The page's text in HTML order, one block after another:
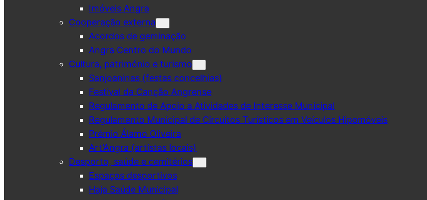
Imóveis Angra
Cooperação externa
Acordos de geminação
Angra Centro do Mundo
Cultura, património e turismo
Sanjoaninas (festas concelhias)
Festival da Canção Angrense
Regulamento de Apoio a Atividades de Interesse Municipal
Regulamento Municipal de Circuitos Turísticos em Veículos Hipomóveis
Prémio Álamo Oliveira
Art’Angra (artistas locais)
Desporto, saúde e cemitérios
Espaços desportivos
Haja Saúde Municipal